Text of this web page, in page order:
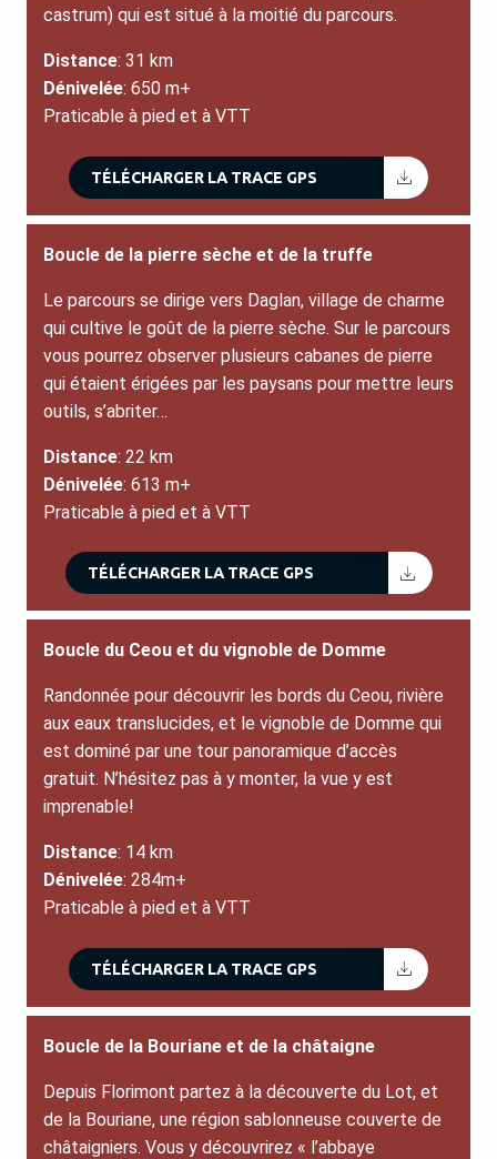
castrum) qui est situé à la moitié du parcours.
Distance: 31 km
Dénivelée: 650 m+
Praticable à pied et à VTT
TÉLÉCHARGER LA TRACE GPS
Boucle de la pierre sèche et de la truffe
Le parcours se dirige vers Daglan, village de charme
qui cultive le goût de la pierre sèche. Sur le parcours
vous pourrez observer plusieurs cabanes de pierre
qui étaient érigées par les paysans pour mettre leurs
outils, s’abriter…
Distance: 22 km
Dénivelée: 613 m+
Praticable à pied et à VTT
TÉLÉCHARGER LA TRACE GPS
Boucle du Ceou et du vignoble de Domme
Randonnée pour découvrir les bords du Ceou, rivière
aux eaux translucides, et le vignoble de Domme qui
est dominé par une tour panoramique d’accès
gratuit. N’hésitez pas à y monter, la vue y est
imprenable!
Distance: 14 km
Dénivelée: 284m+
Praticable à pied et à VTT
TÉLÉCHARGER LA TRACE GPS
Boucle de la Bouriane et de la châtaigne
Depuis Florimont partez à la découverte du Lot, et
de la Bouriane, une région sablonneuse couverte de
châtaigniers. Vous y découvrirez « l’abbaye